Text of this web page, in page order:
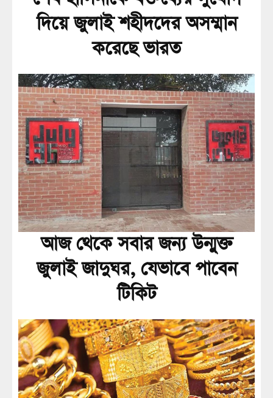
দিয়ে জুলাই শহীদদের অসম্মান
করেছে ভারত
আজ থেকে সবার জন্য উন্মুক্ত
জুলাই জাদুঘর, যেভাবে পাবেন
টিকিট